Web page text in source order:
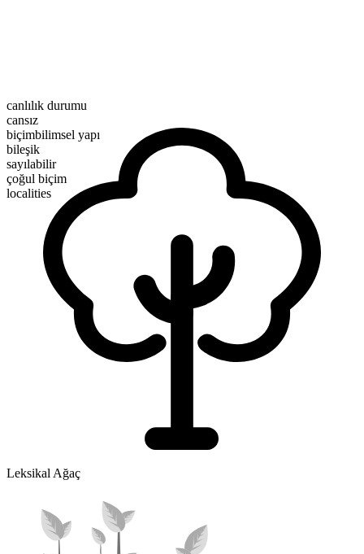
canlılık durumu
cansız
biçimbilimsel yapı
bileşik
sayılabilir
çoğul biçim
localities
Leksikal Ağaç